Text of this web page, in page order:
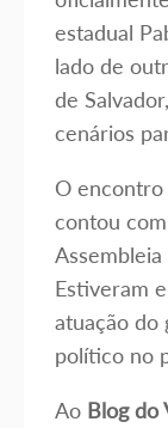
estadual
lado de
de
cenários
O encontro
contou
Assembleia
Estiveram
atuação do
político no
Ao Blog do